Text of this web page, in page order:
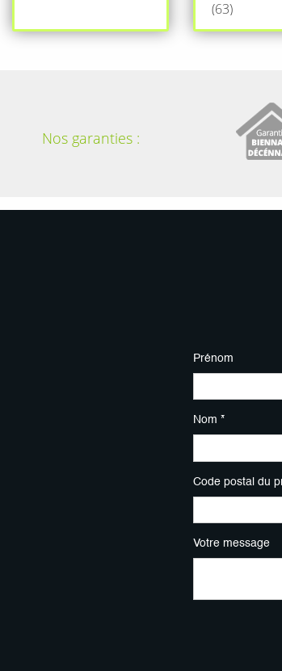
(63)
Nos garanties :
Prénom
Nom *
Code postal du
Votre message